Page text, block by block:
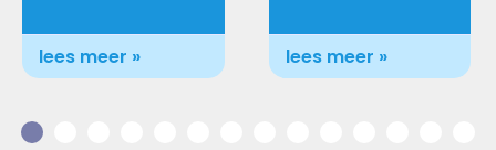
lees meer » lees meer »